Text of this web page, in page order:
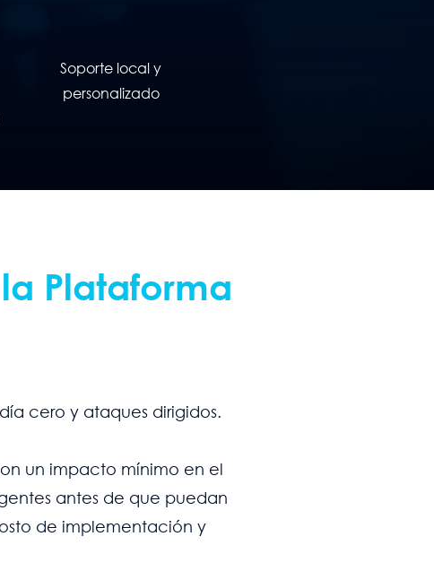
Soporte local y
personalizado
Plataforma
cero y ataques dirigidos.
un impacto mínimo en el
antes de que puedan
de implementación y